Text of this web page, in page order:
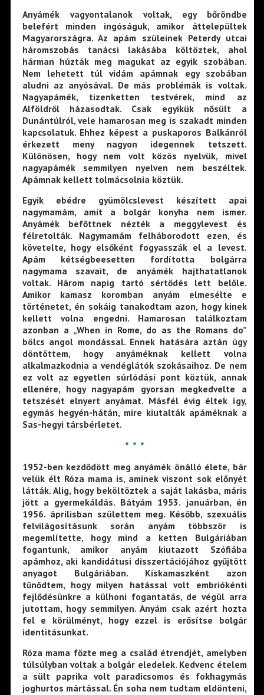
Anyámék vagyontalanok voltak, egy bőröndbe
belefért minden ingóságuk, amikor áttelepültek
Magyarországra. Az apám szüleinek Peterdy utcai
háromszobás tanácsi lakásába költöztek, ahol
hárman húzták meg magukat az egyik szobában.
Nem lehetett túl vidám apámnak egy szobában
aludni az anyósával. De más problémák is voltak.
Nagyapámék, tizenketten testvérek, mind az
Alföldről házasodtak. Csak egyikük nősült a
Dunántúlról, vele hamarosan meg is szakadt minden
kapcsolatuk. Ehhez képest a puskaporos Balkánról
érkezett meny nagyon idegennek tetszett.
Különösen, hogy nem volt közös nyelvük, mivel
nagyapámék semmilyen nyelven nem beszéltek.
Apámnak kellett tolmácsolnia köztük.
Egyik ebédre gyümölcslevest készített apai
nagymamám, amit a bolgár konyha nem ismer.
Anyámék befőttnek nézték a meggylevest és
félretolták. Nagymamám felháborodott ezen, és
követelte, hogy elsőként fogyasszák el a levest.
Apám kétségbeesetten fordította bolgárra
nagymama szavait, de anyámék hajthatatlanok
voltak. Három napig tartó sértődés lett belőle.
Amikor kamasz koromban anyám elmesélte e
történetet, én sokáig tanakodtam azon, hogy kinek
kellett volna engedni. Hamarosan találkoztam
azonban a „When in Rome, do as the Romans do”
bölcs angol mondással. Ennek hatására aztán úgy
döntöttem, hogy anyáméknak kellett volna
alkalmazkodnia a vendéglátók szokásaihoz. De nem
ez volt az egyetlen súrlódási pont köztük, annak
ellenére, hogy nagyapám gyorsan megkedvelte a
tetszését elnyert anyámat. Másfél évig éltek így,
egymás hegyén-hátán, mire kiutalták apáméknak a
Sas-hegyi társbérletet.
* * *
1952-ben kezdődött meg anyámék önálló élete, bár
velük élt Róza mama is, aminek viszont sok előnyét
látták. Alig, hogy beköltöztek a saját lakásba, máris
jött a gyermekáldás. Bátyám 1953. januárban, én
1956. áprilisban születtem meg. Később, szexuális
felvilágosításunk során anyám többször is
megemlítette, hogy mind a ketten Bulgáriában
fogantunk, amikor anyám kiutazott Szófiába
apámhoz, aki kandidátusi disszertációjához gyűjtött
anyagot Bulgáriában. Kiskamaszként azon
tűnődtem, hogy milyen hatással volt embriókénti
fejlődésünkre a külhoni fogantatás, de végül arra
jutottam, hogy semmilyen. Anyám csak azért hozta
fel e körülményt, hogy ezzel is erősítse bolgár
identitásunkat.
Róza mama főzte meg a család étrendjét, amelyben
túlsúlyban voltak a bolgár eledelek. Kedvenc ételem
a sült paprika volt paradicsomos és fokhagymás
joghurtos mártással. Én soha nem tudtam eldönteni,